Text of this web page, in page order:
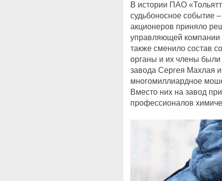
В истории ПАО
судьбоносное событие
акционеров приняло
управляющей компании
также сменило состав
органы и их члены
завода Сергея Махлая
многомиллиардное
Вместо них на завод
профессионалов